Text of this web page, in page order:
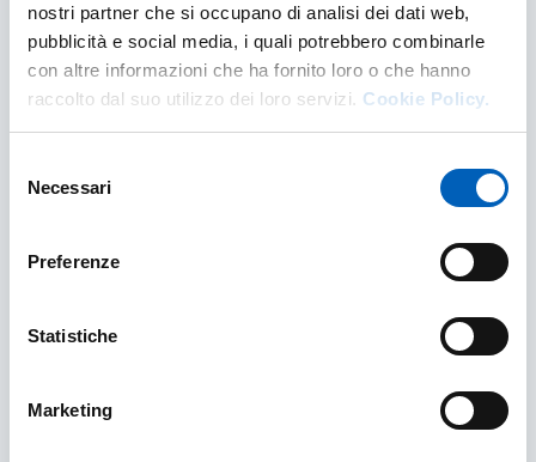
nostri partner che si occupano di analisi dei dati web,
pubblicità e social media, i quali potrebbero combinarle
con altre informazioni che ha fornito loro o che hanno
raccolto dal suo utilizzo dei loro servizi. Cookie Policy.
delNecessari
Preferenze
Statistiche
Marketing
SCOPRI DI PIÙ SCUOLE DI SPECIALIZZAZIONE - ISCRIZIONE
Scuole di Specializzazione - carriera